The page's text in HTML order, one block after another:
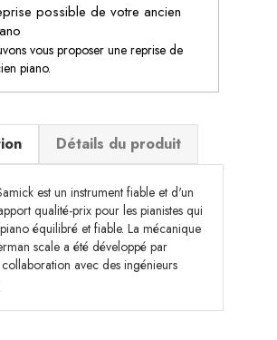
possible de votre ancien
vous proposer une reprise de
piano.
Détails du produit
est un instrument fiable et d'un
qualité-prix pour les pianistes qui
équilibré et fiable. La mécanique
scale a été développé par
avec des ingénieurs